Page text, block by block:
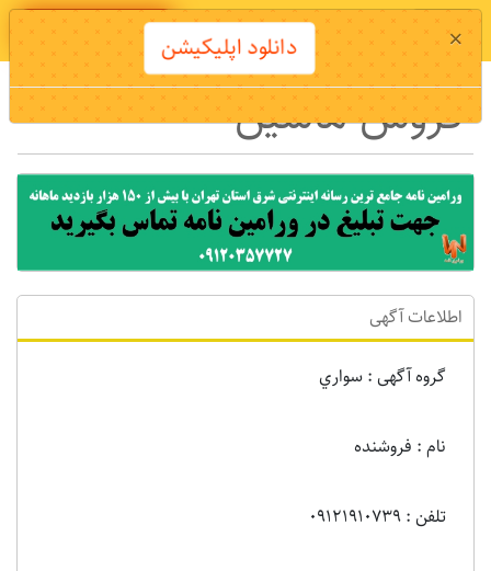
دانلود اپلیکیشن
فروش ماشین
اطلاعات آگهی
گروه آگهی : سواري
نام : فروشنده
تلفن : 09121910739
× دانلود اپلیکیشن